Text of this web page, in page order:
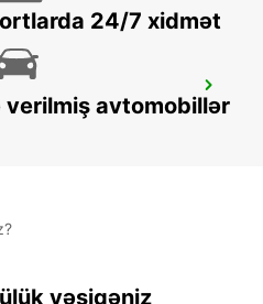
24/7 xidmət
verilmiş avtomobillər
vəsiqəniz